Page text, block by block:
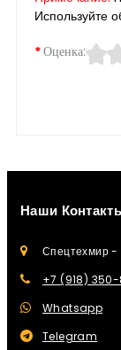
Используйте
Оценка:
Наши
Спецтехмир -
+7 (918)
Whatsapp
Telegram